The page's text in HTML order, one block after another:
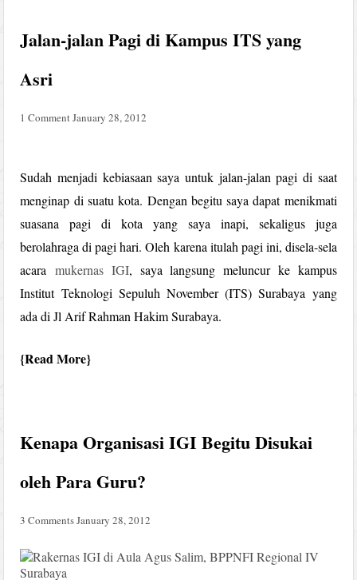
Jalan-jalan Pagi di Kampus ITS yang
Asri
1 Comment January 28, 2012
Sudah menjadi kebiasaan saya untuk jalan-jalan pagi di saat
menginap di suatu kota. Dengan begitu saya dapat menikmati
suasana pagi di kota yang saya inapi, sekaligus juga
berolahraga di pagi hari. Oleh karena itulah pagi ini, disela-sela
acaramukernas IGI, saya langsung meluncur ke kampus
Institut Teknologi Sepuluh November (ITS) Surabaya yang
ada di Jl Arif Rahman Hakim Surabaya.
Read More
Kenapa Organisasi IGI Begitu Disukai
oleh Para Guru?
3 CommentsJanuary 28, 2012